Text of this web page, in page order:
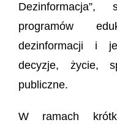
programów
dezinformacji i
decyzje, życie,
publiczne.
W ramach